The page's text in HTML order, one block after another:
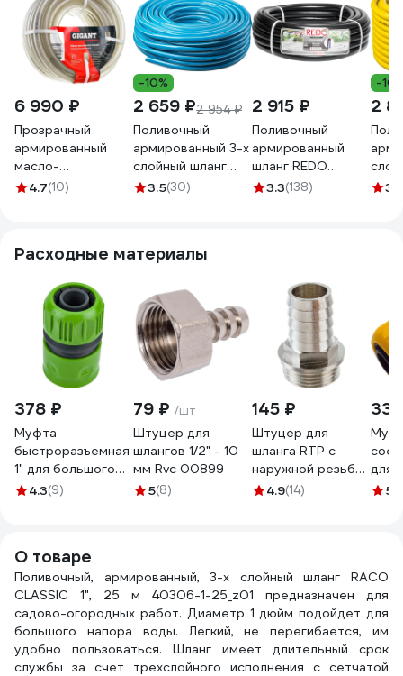
6 990 ₽
Прозрачный
армированный
масло-
бензостойкий
4.7(10)
-10%
2 659 ₽2 954 ₽
Поливочный
армированный 3-х
слойный шланг
Grinda CLASSIC 15
3.5(30)
2 915 ₽
Поливочный
армированный
шланг REDO
GRAFIT 1", 25 м
3.3(138)
-
2
3.3
Расходные материалы
378 ₽
Муфта
быстроразъемная
1" для большого
объема воды USP
4.3(9)
79 ₽ /шт
Штуцер для
шлангов 1/2" - 10
мм Rvc 00899
5(8)
145 ₽
Штуцер для
шланга RTP с
наружной резьбой
G 20х3/4 25157
4.9(14)
для
5
О товаре
Поливочный, армированный, 3-х слойный шланг RACO
CLASSIC 1", 25 м 40306-1-25_z01 предназначен для
садово-огородных работ. Диаметр 1 дюйм подойдет для
большого напора воды. Легкий, не перегибается, им
удобно пользоваться. Шланг имеет длительный срок
службы за счет трехслойного исполнения с сетчатой